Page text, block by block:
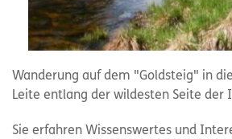
Wanderung auf dem "Goldsteig" in
Leite entlang der wildesten Seite der
Sie erfahren Wissenswertes und